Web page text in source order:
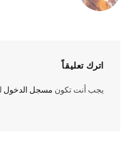
اترك تعليقاً
يجب أنت تكون مسجل الدخول